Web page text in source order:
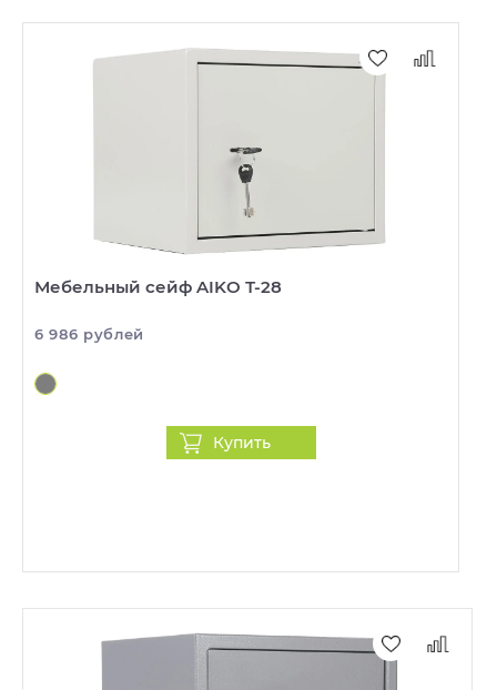
Мебельный сейф AIKO Т-28
6 986 рублей
Купить